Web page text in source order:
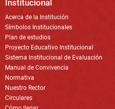
Institucional
Acerca de la Institución
Símbolos Institucionales
Plan de estudios
Proyecto Educativo Institucional
Sistema Institucional de Evaluación
Manual de Convivencia
Normativa
Nuestro Rector
Circulares